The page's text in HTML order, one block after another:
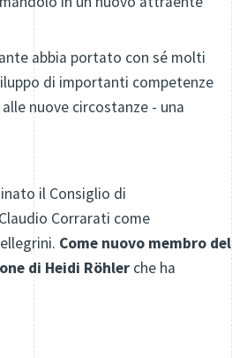
abbia portato con sé molti
di importanti competenze
nuove circostanze - una
il Consiglio di
Corrarati come
Come nuovo membro del
di Heidi Röhler che ha